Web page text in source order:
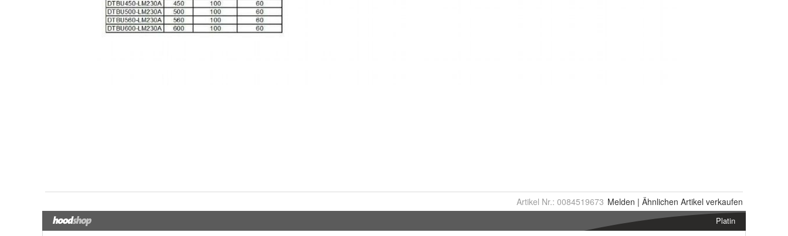
Artikel Nr.: 0084519673 Melden | Ähnlichen Artikel verkaufen
Platin